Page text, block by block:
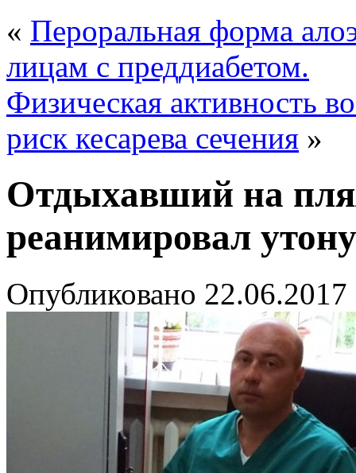
« Пероральная форма
лицам с преддиабетом.
Физическая активность
риск кесарева сечения »
Отдыхавший на
реанимировал
Опубликовано 22.06.2017